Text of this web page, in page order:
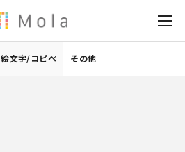
絵文字/コピペ その他